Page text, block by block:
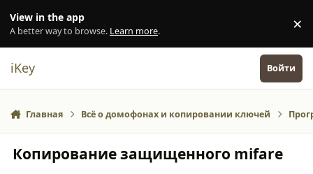
View in the app
A better way to browse. Learn more. ×
iKey Войти
Главная Всё о домофонах и копировании ключей
Копирование защищенного mifare